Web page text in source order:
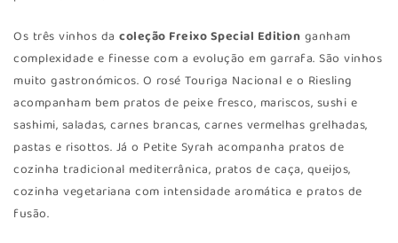
Os três vinhos da coleção Freixo Special Edition ganham
complexidade e finesse com a evolução em garrafa. São vinhos
muito gastronómicos. O rosé Touriga Nacional e o Riesling
acompanham bem pratos de peixe fresco, mariscos, sushi e
sashimi, saladas, carnes brancas, carnes vermelhas grelhadas,
pastas e risottos. Já o Petite Syrah acompanha pratos de
cozinha tradicional mediterrânica, pratos de caça, queijos,
cozinha vegetariana com intensidade aromática e pratos de
fusão.